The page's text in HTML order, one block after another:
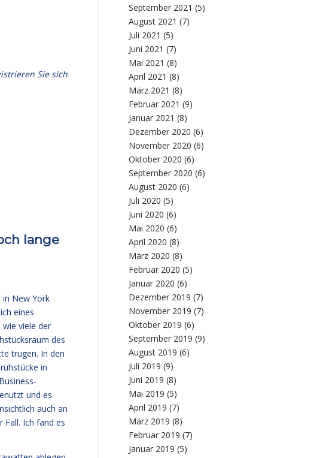
Sie sich
lange
in New York
eines
viele der
des
trugen. In den
in
und es
auch an
Fall. Ich fand es
September 2021 (5)
August 2021 (7)
Juli 2021 (5)
Juni 2021 (7)
Mai 2021 (8)
April 2021 (8)
März 2021 (8)
Februar 2021 (9)
Januar 2021 (8)
Dezember 2020 (6)
November 2020 (6)
Oktober 2020 (6)
September 2020 (6)
August 2020 (6)
Juli 2020 (5)
Juni 2020 (6)
Mai 2020 (6)
April 2020 (8)
März 2020 (8)
Februar 2020 (5)
Januar 2020 (6)
Dezember 2019 (7)
November 2019 (7)
Oktober 2019 (6)
September 2019 (9)
August 2019 (6)
Juli 2019 (9)
Juni 2019 (8)
Mai 2019 (5)
April 2019 (7)
März 2019 (8)
Februar 2019 (7)
Januar 2019 (5)